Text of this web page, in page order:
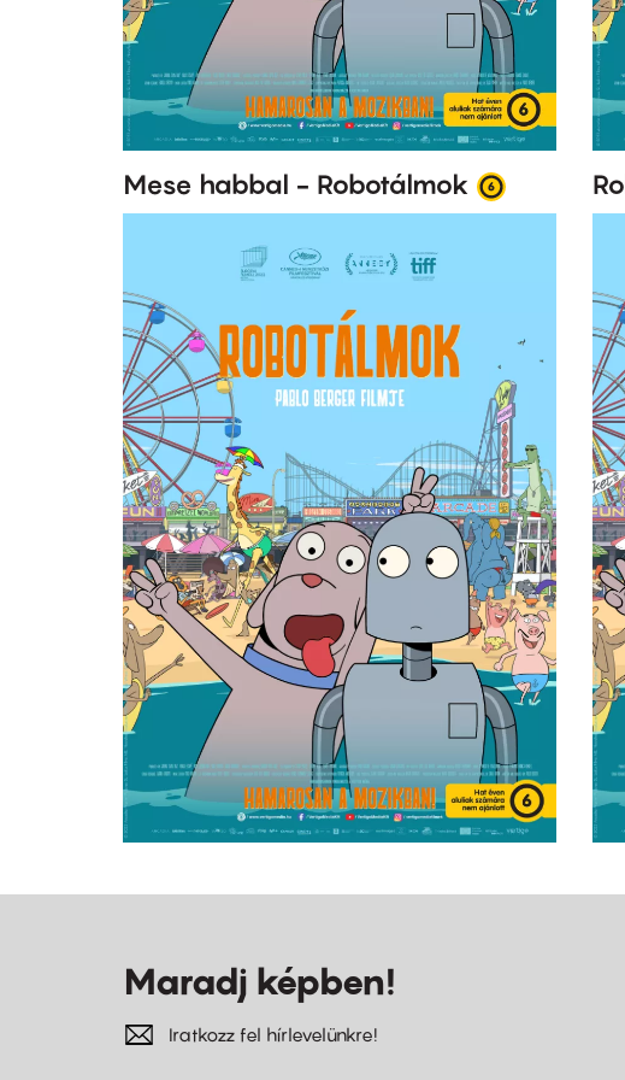
Mese habbal - Robotálmok
Maradj képben!
Iratkozz fel hírlevelünkre!